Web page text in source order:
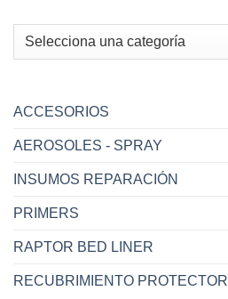
una
categoría
ACCESORIOS
AEROSOLES - SPRAY
INSUMOS REPARACIÓN
PRIMERS
RAPTOR BED LINER
RECUBRIMIENTO PROTECTOR